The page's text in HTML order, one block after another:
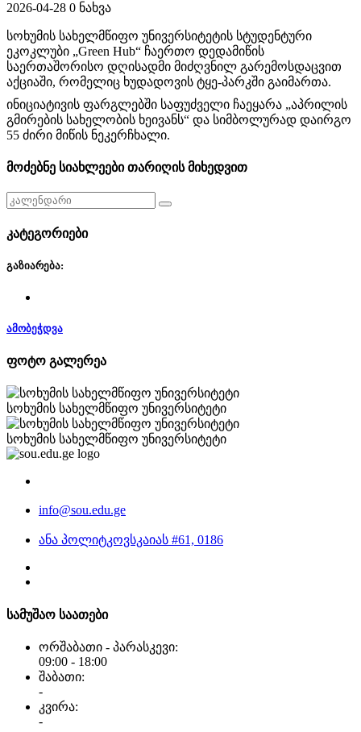
2026-04-28 0 ნახვა
სოხუმის სახელმწიფო უნივერსიტეტის სტუდენტური
ეკოკლუბი „Green Hub“ ჩაერთო დედამიწის
საერთაშორისო დღისადმი მიძღვნილ გარემოსდაცვით
აქციაში, რომელიც ხუდადოვის ტყე-პარკში გაიმართა.
ინიციატივის ფარგლებში საფუძველი ჩაეყარა „აპრილის
გმირების სახელობის ხეივანს“ და სიმბოლურად დაირგო
55 ძირი მიწის ნეკერჩხალი.
მოძებნე სიახლეები თარიღის მიხედვით
კატეგორიები
გაზიარება:
ამობეჭდვა
ფოტო გალერეა
სოხუმის სახელმწიფო უნივერსიტეტი
სოხუმის სახელმწიფო უნივერსიტეტი
info@sou.edu.ge
ანა პოლიტკოვსკაიას #61, 0186
სამუშაო საათები
ორშაბათი - პარასკევი:
09:00 - 18:00
შაბათი:
-
კვირა:
-